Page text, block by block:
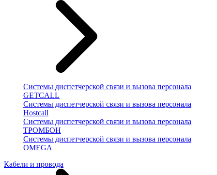
Системы диспетчерской связи и вызова персонала
GETCALL
Системы диспетчерской связи и вызова персонала
Hostcall
Системы диспетчерской связи и вызова персонала
ТРОМБОН
Системы диспетчерской связи и вызова персонала
OMEGA
Кабели и провода